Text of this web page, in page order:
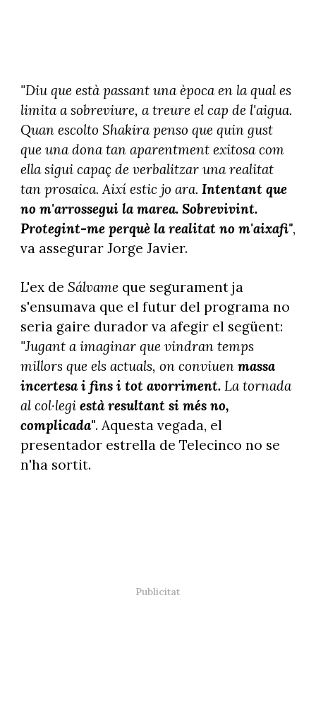
"Diu que està passant una època en la qual es
limita a sobreviure, a treure el cap de l'aigua.
Quan escolto Shakira penso que quin gust
que una dona tan aparentment exitosa com
ella sigui capaç de verbalitzar una realitat
tan prosaica. Així estic jo ara. Intentant que
no m'arrossegui la marea. Sobrevivint.
Protegint-me perquè la realitat no m'aixafi",
va assegurar Jorge Javier.
L'ex de Sálvameque segurament ja
s'ensumava que el futur del programa no
seria gaire durador va afegir el següent:
"Jugant a imaginar que vindran temps
millors que els actuals, on conviuen massa
incertesa i fins i tot avorriment. La tornada
al col·legiestà resultant si més no,
complicada". Aquesta vegada, el
presentador estrella de Telecinco no se
n'ha sortit.